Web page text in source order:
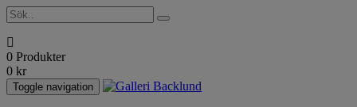
0 Produkter
0 kr
Toggle navigation